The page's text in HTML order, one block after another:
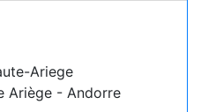
Ariege
Ariège - Andorre